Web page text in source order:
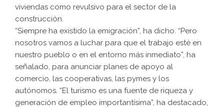
viviendas como revulsivo para el sector de la
construcción.
“Siempre ha existido la emigración”, ha dicho. “Pero
nosotros vamos a luchar para que el trabajo esté en
nuestro pueblo o en el entorno más inmediato”, ha
señalado, para anunciar planes de apoyo al
comercio, las cooperativas, las pymes y los
autónomos. “El turismo es una fuente de riqueza y
generación de empleo importantísima”, ha destacado,